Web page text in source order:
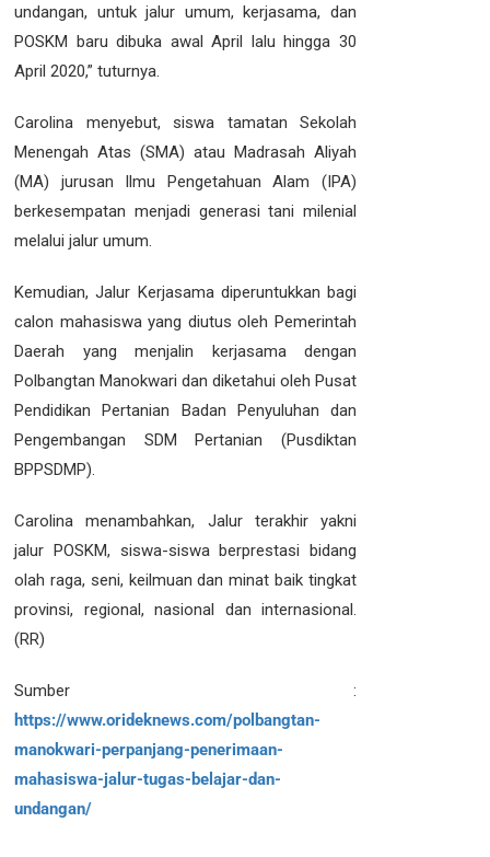
undangan, untuk jalur umum, kerjasama, dan
POSKM baru dibuka awal April lalu hingga 30
April 2020,” tuturnya.
Carolina menyebut, siswa tamatan Sekolah
Menengah Atas (SMA) atau Madrasah Aliyah
(MA) jurusan Ilmu Pengetahuan Alam (IPA)
berkesempatan menjadi generasi tani milenial
melalui jalur umum.
Kemudian, Jalur Kerjasama diperuntukkan bagi
calon mahasiswa yang diutus oleh Pemerintah
Daerah yang menjalin kerjasama dengan
Polbangtan Manokwari dan diketahui oleh Pusat
Pendidikan Pertanian Badan Penyuluhan dan
Pengembangan SDM Pertanian (Pusdiktan
BPPSDMP).
Carolina menambahkan, Jalur terakhir yakni
jalur POSKM, siswa-siswa berprestasi bidang
olah raga, seni, keilmuan dan minat baik tingkat
provinsi, regional, nasional dan internasional.
(RR)
Sumber :
https://www.orideknews.com/polbangtan-
manokwari-perpanjang-penerimaan-
mahasiswa-jalur-tugas-belajar-dan-
undangan/